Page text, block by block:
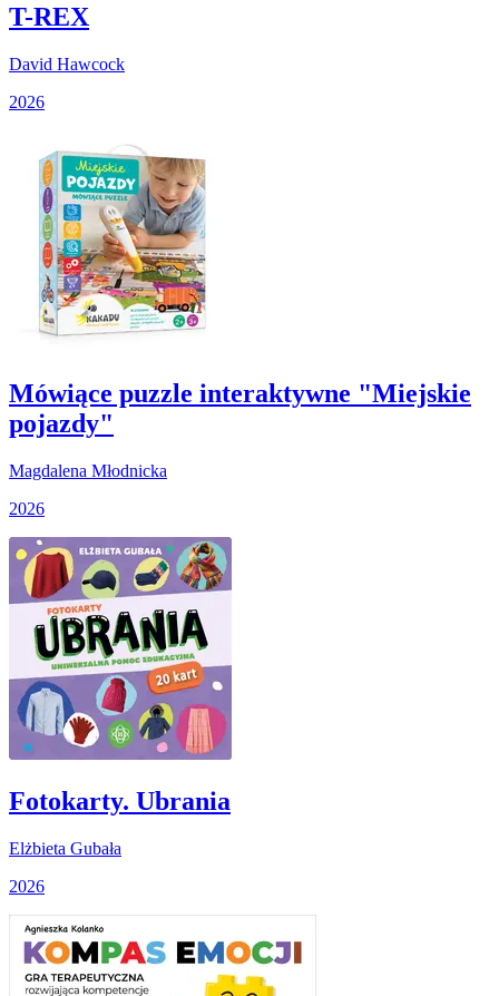
T-REX
David Hawcock
2026
Mówiące puzzle interaktywne "Miejskie
pojazdy"
Magdalena Młodnicka
2026
Fotokarty. Ubrania
Elżbieta Gubała
2026